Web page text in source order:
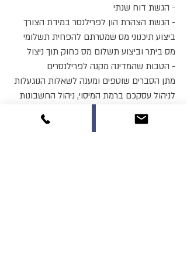
הגשת דוח שנתי -
הגשת הצהרת הון לפרילנסר במידת הצורך -
ביצוע תיכנוני מס שמטרתם להפחית תשלומי
מס ביתר וביצוע תשלום מס כחוק תוך ניצול
הטבות שהמדינה מקנה לפרילנסרים -
מתן הסברים שוטפים ומענה לשאלות הנוגעלות
לניהול עסקכם ברמת המיסוי, ניהול החשבונות
הפקת דוחות ניהוליים המציגים את מצב העסק